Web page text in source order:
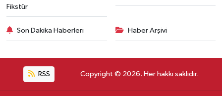
Fikstür
Son Dakika Haberleri Haber Arşivi
RSS Copyright © 2026. Her hakkı saklıdır.